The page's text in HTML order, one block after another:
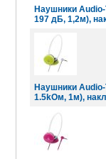
Наушники Audio-
197 дБ, 1,2м),
Наушники Audio-
1.5kОм, 1м),